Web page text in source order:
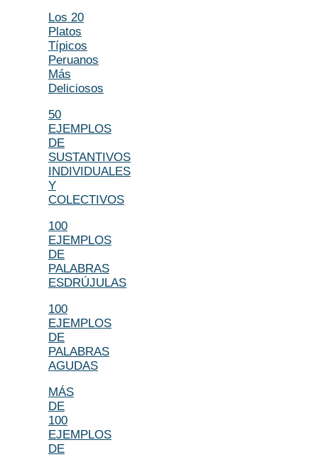
Los 20
Platos
Típicos
Peruanos
Más
Deliciosos
50
EJEMPLOS
DE
SUSTANTIVOS
INDIVIDUALES
Y
COLECTIVOS
100
EJEMPLOS
DE
PALABRAS
ESDRÚJULAS
100
EJEMPLOS
DE
PALABRAS
AGUDAS
MÁS
DE
100
EJEMPLOS
DE